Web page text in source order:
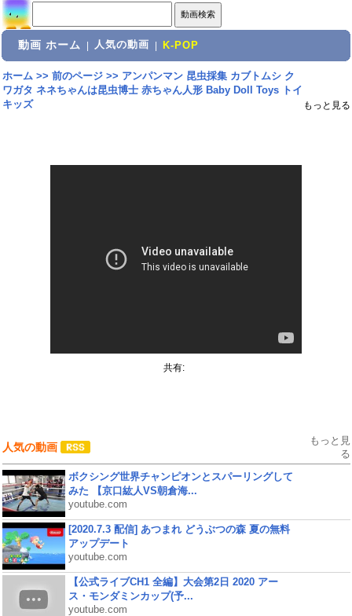
動画 ホーム 人気の動画 K-POP
ホーム>> 前のページ>> アンパンマン 昆虫採集 カブトムシ ク
ワガタ ネネちゃんは昆虫博士 赤ちゃん人形 Baby Doll Toys トイ
キッズ
もっと見る
共有:
人気の動画
もっと見
る
ボクシング世界チャンピオンとスパーリングして
みた 【京口紘人VS朝倉海...
youtube.com
[2020.7.3 配信] あつまれ どうぶつの森 夏の無料
アップデート
youtube.com
【公式ライブCH1 全編】大会第2日 2020 アー
ス・モンダミンカップ(予...
youtube.com